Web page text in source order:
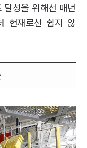
달성을 위해선 매년
현재로선 쉽지 않